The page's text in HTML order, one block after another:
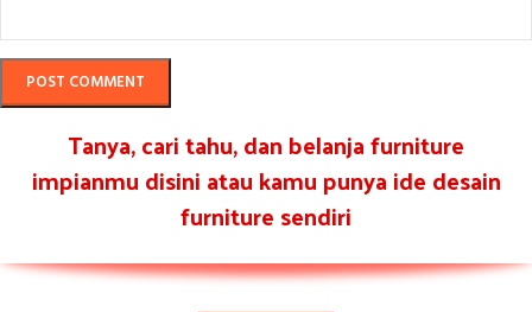
Tanya, cari tahu, dan belanja furniture
impianmu disini atau kamu punya ide desain
furniture sendiri